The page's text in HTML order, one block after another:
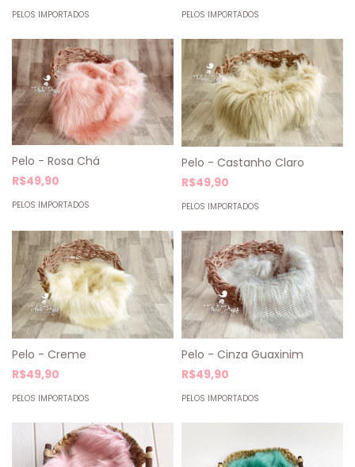
PELOS IMPORTADOS PELOS IMPORTADOS
Pelo - Rosa Chá
R$49,90
PELOS IMPORTADOS
Pelo - Castanho Claro
R$49,90
PELOS IMPORTADOS
Pelo - Creme
R$49,90
PELOS IMPORTADOS
Pelo - Cinza Guaxinim
R$49,90
PELOS IMPORTADOS